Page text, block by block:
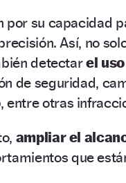
por su capacidad
Así, no
detectarel
de seguridad,
, entre otras
ampliar el
que